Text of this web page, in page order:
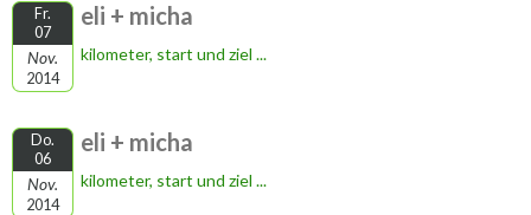
Fr.
07
Nov.
2014
eli + micha
kilometer, start und ziel ...
Do.
06
Nov.
2014
eli + micha
kilometer, start und ziel ...